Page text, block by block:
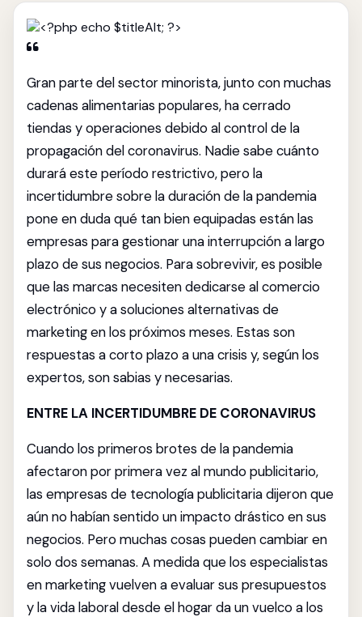
Gran parte del sector minorista, junto con muchas
cadenas alimentarias populares, ha cerrado
tiendas y operaciones debido al control de la
propagación del coronavirus. Nadie sabe cuánto
durará este período restrictivo, pero la
incertidumbre sobre la duración de la pandemia
pone en duda qué tan bien equipadas están las
empresas para gestionar una interrupción a largo
plazo de sus negocios. Para sobrevivir, es posible
que las marcas necesiten dedicarse al comercio
electrónico y a soluciones alternativas de
marketing en los próximos meses. Estas son
respuestas a corto plazo a una crisis y, según los
expertos, son sabias y necesarias.
ENTRE LA INCERTIDUMBRE DE CORONAVIRUS
Cuando los primeros brotes de la pandemia
afectaron por primera vez al mundo publicitario,
las empresas de tecnología publicitaria dijeron que
aún no habían sentido un impacto drástico en sus
negocios. Pero muchas cosas pueden cambiar en
solo dos semanas. A medida que los especialistas
en marketing vuelven a evaluar sus presupuestos
y la vida laboral desde el hogar da un vuelco a los